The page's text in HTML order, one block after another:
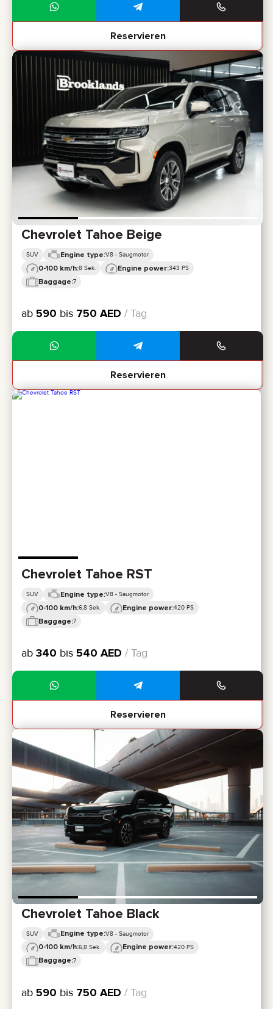
Reservieren
Chevrolet Tahoe Beige
SUV Engine type:V8 - Saugmotor
0-100 km/h:8 Sek. Engine power:343 PS
Baggage:7
ab 590 bis 750 AED / Tag
Reservieren
Chevrolet Tahoe RST
SUV Engine type:V8 - Saugmotor
0-100 km/h:6,8 Sek. Engine power:420 PS
Baggage:7
ab 340 bis 540 AED / Tag
Reservieren
Chevrolet Tahoe Black
SUV Engine type:V8 - Saugmotor
0-100 km/h:6,8 Sek. Engine power:420 PS
Baggage:7
ab 590 bis 750 AED / Tag